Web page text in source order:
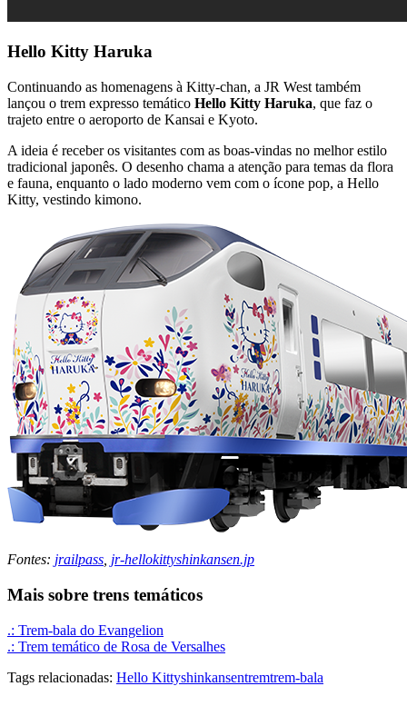
Hello Kitty Haruka
Continuando as homenagens à Kitty-chan, a JR West também
lançou o trem expresso temático Hello Kitty Haruka, que faz o
trajeto entre o aeroporto de Kansai e Kyoto.
A ideia é receber os visitantes com as boas-vindas no melhor estilo
tradicional japonês. O desenho chama a atenção para temas da flora
e fauna, enquanto o lado moderno vem com o ícone pop, a Hello
Kitty, vestindo kimono.
Fontes: jrailpass jr-hellokittyshinkansen.jp
Mais sobre trens temáticos
.: Trem-bala do Evangelion
.: Trem temático de Rosa de Versalhes
Tags relacionadas: Hello Kittyshinkansentremtrem-bala